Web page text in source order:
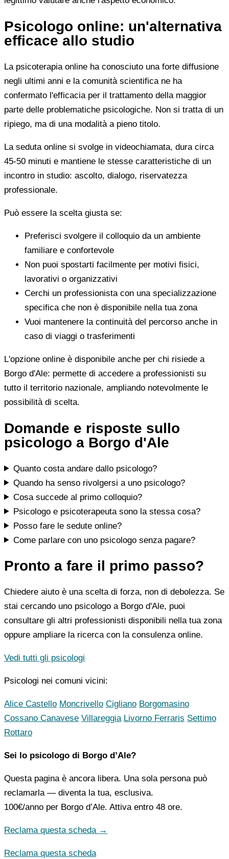
Psicologo online: un'alternativa
efficace allo studio
La psicoterapia online ha conosciuto una forte diffusione
negli ultimi anni e la comunità scientifica ne ha
confermato l'efficacia per il trattamento della maggior
parte delle problematiche psicologiche. Non si tratta di un
ripiego, ma di una modalità a pieno titolo.
La seduta online si svolge in videochiamata, dura circa
45-50 minuti e mantiene le stesse caratteristiche di un
incontro in studio: ascolto, dialogo, riservatezza
professionale.
Può essere la scelta giusta se:
Preferisci svolgere il colloquio da un ambiente
familiare e confortevole
Non puoi spostarti facilmente per motivi fisici,
lavorativi o organizzativi
Cerchi un professionista con una specializzazione
specifica che non è disponibile nella tua zona
Vuoi mantenere la continuità del percorso anche in
caso di viaggi o trasferimenti
L'opzione online è disponibile anche per chi risiede a
Borgo d'Ale: permette di accedere a professionisti su
tutto il territorio nazionale, ampliando notevolmente le
possibilità di scelta.
Domande e risposte sullo
psicologo a Borgo d'Ale
Quanto costa andare dallo psicologo?
Quando ha senso rivolgersi a uno psicologo?
Cosa succede al primo colloquio?
Psicologo e psicoterapeuta sono la stessa cosa?
Posso fare le sedute online?
Come parlare con uno psicologo senza pagare?
Pronto a fare il primo passo?
Chiedere aiuto è una scelta di forza, non di debolezza. Se
stai cercando uno psicologo a Borgo d'Ale, puoi
consultare gli altri professionisti disponibili nella tua zona
oppure ampliare la ricerca con la consulenza online.
Vedi tutti gli psicologi
Psicologi nei comuni vicini:
Alice Castello Moncrivello Cigliano Borgomasino
Cossano Canavese Villareggia Livorno Ferraris Settimo
Rottaro
Sei lo psicologo di Borgo d’Ale?
Questa pagina è ancora libera. Una sola persona può
reclamarla — diventa la tua, esclusiva.
100€/anno per Borgo d’Ale. Attiva entro 48 ore.
Reclama questa scheda →
Reclama questa scheda